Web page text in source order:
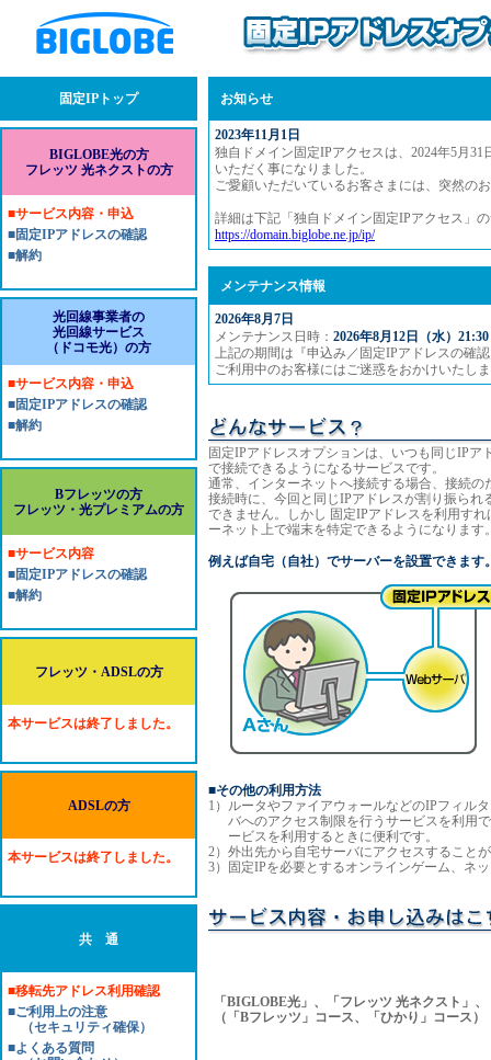
固定IPトップ
BIGLOBE光の方
フレッツ 光ネクストの方
■サービス内容・申込
■固定IPアドレスの確認
■解約
光回線事業者の
光回線サービス
（ドコモ光）の方
■サービス内容・申込
■固定IPアドレスの確認
■解約
Bフレッツの方
フレッツ・光プレミアムの方
■サービス内容
■固定IPアドレスの確認
■解約
フレッツ・ADSLの方
本サービスは終了しました。
ADSLの方
本サービスは終了しました。
共 通
■移転先アドレス利用確認
■ご利用上の注意
（セキュリティ確保）
■よくある質問
お知らせ
2023年11月1日
独自ドメイン固定IPアクセスは、2024年5月
いただく事になりました。
ご愛顧いただいているお客さまには、突然の
詳細は下記「独自ドメイン固定IPアクセス」
https://domain.biglobe.ne.jp/ip/
メンテナンス情報
2026年8月7日
メンテナンス日時： 2026年8月12日（水）
上記の期間は『申込み／固定IPアドレスの確
ご利用中のお客様にはご迷惑をおかけいたし
固定IPアドレスオプションは、いつも同じIP
で接続できるようになるサービスです。
通常、 インターネットへ接続する場合、接続
接続時に、今回と同じIPアドレスが割り振ら
できません。しかし 固定IPアドレスを利用す
ーネット上で端末を特定できるようになります
例えば自宅（自社）でサーバーを設置できます
■その他の利用方法
1） ルータやファイアウォールなどのIPフィル
バへのアクセス制限を行うサービスを利用
ービスを利用するときに便利です。
2） 外出先から自宅サーバにアクセスすること
3）
固定IPを必要とするオンラインゲーム、ネ
「BIGLOBE光」、「フレッツ 光ネクスト」、
（「Bフレッツ」コース、「ひかり」コース）